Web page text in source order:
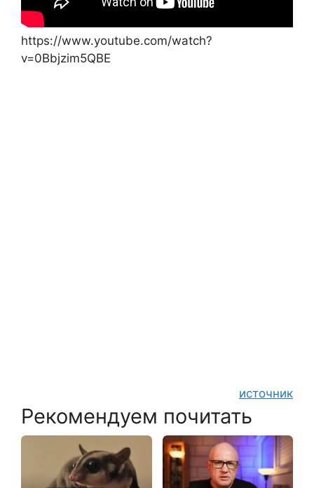
https://www.youtube.com/watch?
v=0Bbjzim5QBE
источник
Рекомендуем почитать